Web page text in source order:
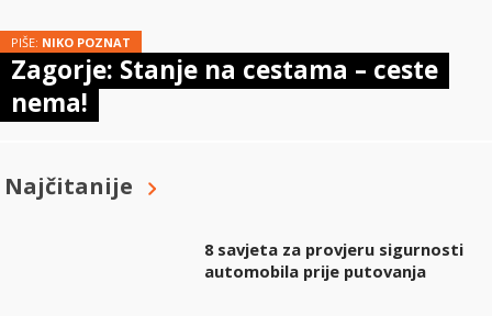
PIŠE: NIKO POZNAT
Zagorje: Stanje na cestama – ceste
nema!
Najčitanije
8 savjeta za provjeru sigurnosti
automobila prije putovanja